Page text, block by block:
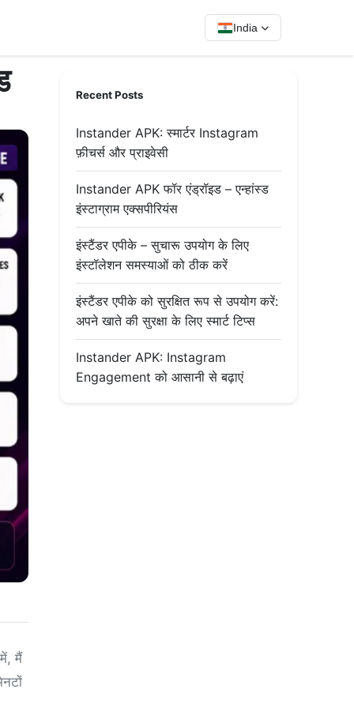
India
मैं
Recent Posts
Instander APK: स्मार्टर Instagram
फ़ीचर्स और प्राइवेसी
Instander APK फॉर एंड्रॉइड – एन्हांस्ड
इंस्टाग्राम एक्सपीरियंस
इंस्टैंडर एपीके – सुचारू उपयोग के लिए
इंस्टॉलेशन समस्याओं को ठीक करें
इंस्टैंडर एपीके को सुरक्षित रूप से उपयोग करें:
अपने खाते की सुरक्षा के लिए स्मार्ट टिप्स
Instander APK: Instagram
Engagement को आसानी से बढ़ाएं